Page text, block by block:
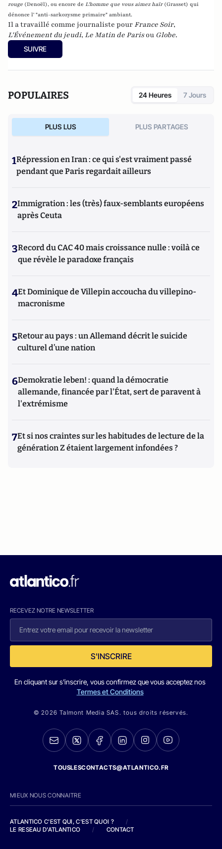
rouge (Denoël), ou encore de L'homme que vous aimez haïr (Grasset) qui
dénonce l' "anti-sarkozysme primaire" ambiant.
Il a travaillé comme journaliste pour France Soir,
L'Événement du jeudi, Le Matin de Parisou Globe.
SUIVRE
POPULAIRES 24 Heures 7 Jours
PLUS LUS PLUS PARTAGES
1Répression en Iran : ce qui s'est vraiment passé
pendant que Paris regardait ailleurs
2Immigration : les (très) faux-semblants européens
après Ceuta
3Record du CAC 40 mais croissance nulle : voilà ce
que révèle le paradoxe français
4Et Dominique de Villepin accoucha du villepino-
macronisme
5Retour au pays : un Allemand décrit le suicide
culturel d’une nation
6Demokratie leben! : quand la démocratie
allemande, financée par l'État, sert de paravent à
l'extrémisme
7Et si nos craintes sur les habitudes de lecture de la
génération Z étaient largement infondées ?
RECEVEZ NOTRE NEWSLETTER
S'INSCRIRE
En cliquant sur s'inscrire, vous confirmez que vous acceptez nos
Termes et Conditions
© 2026 Talmont Media SAS. tous droits réservés.
TOUSLESCONTACTS@ATLANTICO.FR
MIEUX NOUS CONNAITRE
ATLANTICO C'EST QUI, C'EST QUOI ?
/
LE RESEAU D'ATLANTICO
/ CONTACT